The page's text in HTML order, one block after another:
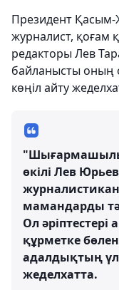
Президент
журналист, қоғам
редакторы Лев
байланысты оның
көңіл айту
өкілі Лев
мамандарды
Ол
құрметке
адалдықтың
жеделхатта.